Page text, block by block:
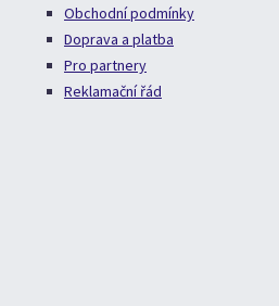
Obchodní podmínky
Doprava a platba
Pro partnery
Reklamační řád